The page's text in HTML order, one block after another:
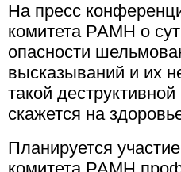
На пресс
комитета РАМН о
опасности
высказываний и их
такой
скажется на
Планируется